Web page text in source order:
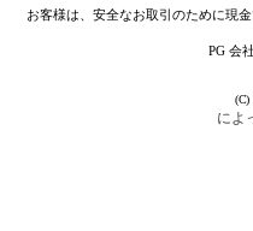
お客様は、安全なお取引のために現
PG 会
(C)
によ